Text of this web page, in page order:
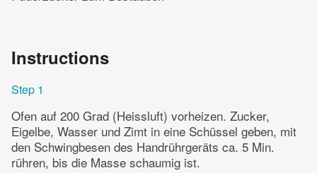
Instructions
Step 1
Ofen auf 200 Grad (Heissluft) vorheizen. Zucker,
Eigelbe, Wasser und Zimt in eine Schüssel geben, mit
den Schwingbesen des Handrührgeräts ca. 5 Min.
rühren, bis die Masse schaumig ist.